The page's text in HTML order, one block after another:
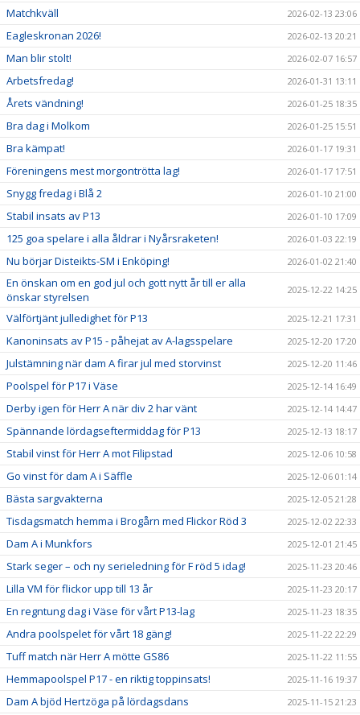
Matchkväll 2026-02-13 23:06
Eagleskronan 2026! 2026-02-13 20:21
Man blir stolt! 2026-02-07 16:57
Arbetsfredag! 2026-01-31 13:11
Årets vändning! 2026-01-25 18:35
Bra dag i Molkom 2026-01-25 15:51
Bra kämpat! 2026-01-17 19:31
Föreningens mest morgontrötta lag! 2026-01-17 17:51
Snygg fredag i Blå 2 2026-01-10 21:00
Stabil insats av P13 2026-01-10 17:09
125 goa spelare i alla åldrar i Nyårsraketen! 2026-01-03 22:19
Nu börjar Disteikts-SM i Enköping! 2026-01-02 21:40
En önskan om en god jul och gott nytt år till er alla
önskar styrelsen
2025-12-22 14:25
Välförtjänt julledighet för P13 2025-12-21 17:31
Kanoninsats av P15 - påhejat av A-lagsspelare 2025-12-20 17:20
Julstämning när dam A firar jul med storvinst 2025-12-20 11:46
Poolspel för P17 i Väse 2025-12-14 16:49
Derby igen för Herr A när div 2 har vänt 2025-12-14 14:47
Spännande lördagseftermiddag för P13 2025-12-13 18:17
Stabil vinst för Herr A mot Filipstad 2025-12-06 10:58
Go vinst för dam A i Säffle 2025-12-06 01:14
Bästa sargvakterna 2025-12-05 21:28
Tisdagsmatch hemma i Brogårn med Flickor Röd 3 2025-12-02 22:33
Dam A i Munkfors 2025-12-01 21:45
Stark seger – och ny serieledning för F röd 5 idag! 2025-11-23 20:46
Lilla VM för flickor upp till 13 år 2025-11-23 20:17
En regntung dag i Väse för vårt P13-lag 2025-11-23 18:35
Andra poolspelet för vårt 18 gäng! 2025-11-22 22:29
Tuff match när Herr A mötte GS86 2025-11-22 11:55
Hemmapoolspel P17 - en riktig toppinsats! 2025-11-16 19:37
Dam A bjöd Hertzöga på lördagsdans 2025-11-15 21:23